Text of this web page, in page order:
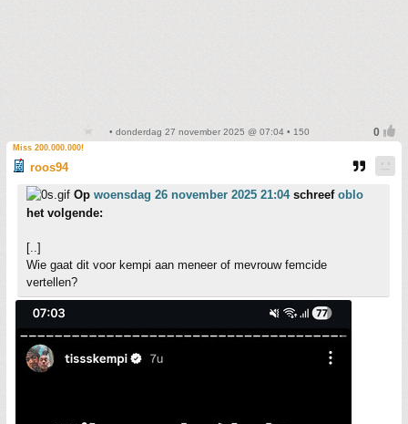
• donderdag 27 november 2025 @ 07:04 • 150
Miss 200.000.000!
roos94
Op woensdag 26 november 2025 21:04schreef oblo
het volgende:
[..]
Wie gaat dit voor kempi aan meneer of mevrouw femcide
vertellen?